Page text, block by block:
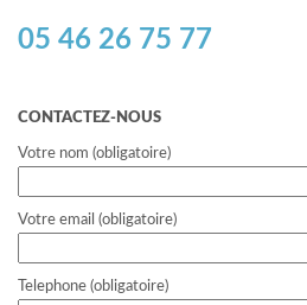
05 46 26 75 77
CONTACTEZ-NOUS
Votre nom (obligatoire)
Votre email (obligatoire)
Telephone (obligatoire)